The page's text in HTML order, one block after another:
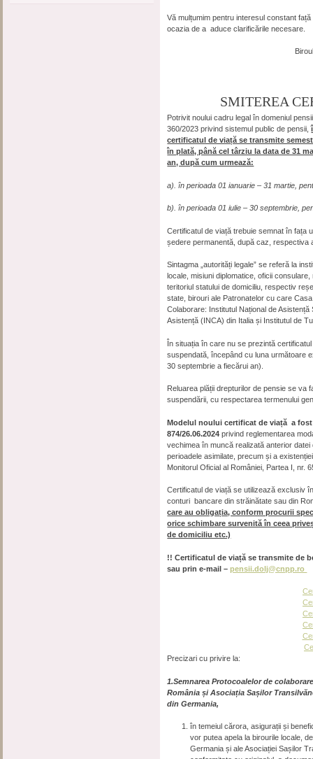
Vă mulțumim pentru interesul constant
ocazia de a aduce clarificările necesare.
SMITEREA
Potrivit noului cadru legal în domeniul
360/2023 privind sistemul public de pensii,
certificatul de viață se transmite
în plată, până cel târziu la data de 31
an, după cum urmează:
a). în perioada 01 ianuarie – 31 martie,
b). în perioada 01 iulie – 30 septembrie,
Certificatul de viață trebuie semnat în fața
ședere permanentă, după caz, respectiva
Sintagma „autorități legale” se referă la
locale, misiuni diplomatice, oficii
teritoriul statului de domiciliu, respectiv
state, birouri ale Patronatelor cu care
Colaborare: Institutul Național de
Asistență (INCA) din Italia și Institutul de
În situația în care nu se prezintă
suspendată, începând cu luna următoare
30 septembrie a fiecărui an).
Reluarea plății drepturilor de pensie se va
suspendării, cu respectarea termenului
Modelul noului certificat de viață a
874/26.06.2024 privind reglementarea
vechimea în muncă realizată anterior
perioadele asimilate, precum și a
Monitorul Oficial al României, Partea I, nr.
Certificatul de viață se utilizează exclusiv
conturi bancare din străinătate sau din
care au obligația, conform procurii
orice schimbare survenită în ceea
de domiciliu etc.)
!! Certificatul de viață se transmite de
sau prin e-mail –pensii.dolj@cnpp.ro
Precizari cu privire la:
1.Semnarea Protocoalelor de
România și Asociația Sașilor
din Germania,
în temeiul cărora, asigurații și
vor putea apela la birourile locale,
Germania și ale Asociației Sașilor